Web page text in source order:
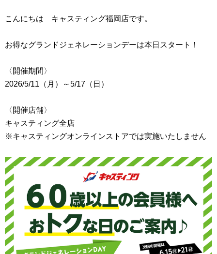
こんにちは キャスティング福岡店です。
お得なグランドジェネレーションデーは本日スタート！
〈開催期間〉
2026/5/11（月）～5/17（日）
〈開催店舗〉
キャスティング全店
※キャスティングオンラインストアでは実施いたしません